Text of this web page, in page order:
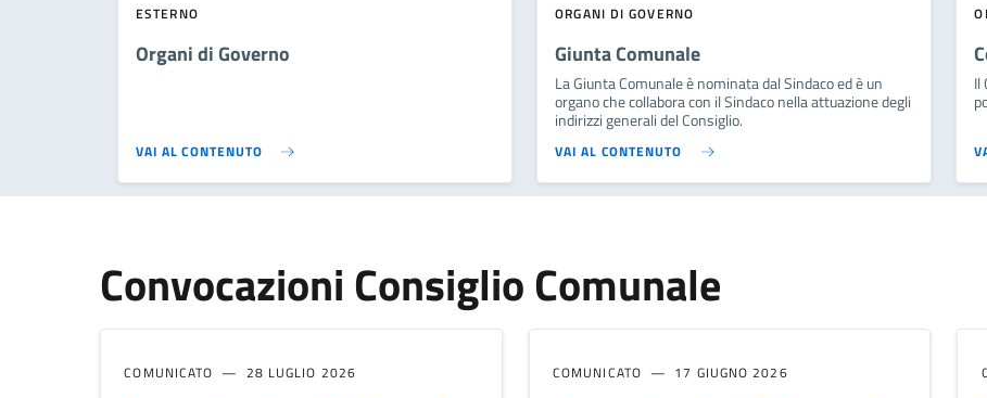
ESTERNO
Organi di Governo
VAI AL CONTENUTO
ORGANI DI GOVERNO
Giunta Comunale
La Giunta Comunale è nominata dal Sindaco ed è un
organo che collabora con il Sindaco nella attuazione degli
indirizzi generali del Consiglio.
VAI AL CONTENUTO
Il
Convocazioni Consiglio Comunale
COMUNICATO 28 LUGLIO 2026 COMUNICATO 17 GIUGNO 2026